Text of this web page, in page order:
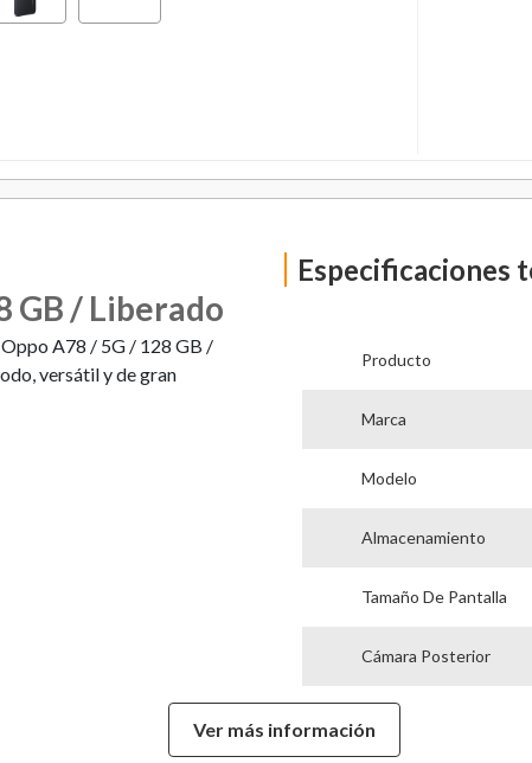
GB / Liberado
A78 / 5G / 128 GB /
versátil y de gran
Especificaciones
Producto
Marca
Modelo
Almacenamiento
Tamaño De Pantalla
Cámara Posterior
Ver más información